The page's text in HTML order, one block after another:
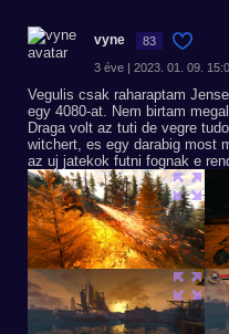
vyne 83
3 éve | 2023. 01. 09.
Vegulis csak raharaptam
egy 4080-at. Nem birtam
Draga volt az tuti de vegre
witchert, es egy darabig most
az uj jatekok futni fognak e